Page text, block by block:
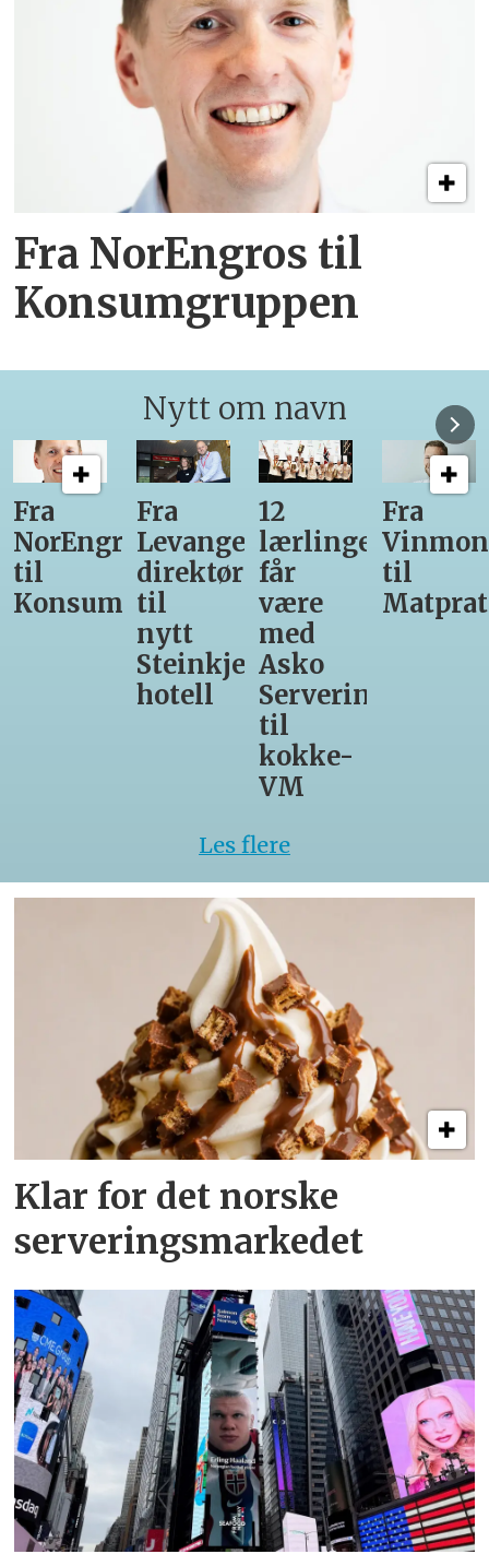
Fra NorEngros til
Konsumgruppen
Nytt om navn
12
lærlinger
får
være
Servering
Fra
Vinmonopolet
til
Matprat
Gir seg
som
daglig
leder
hos
Den
Glade
Gris
Ny
daglig
leder
for
Les flere
Klar for det norske
serveringsmarkedet